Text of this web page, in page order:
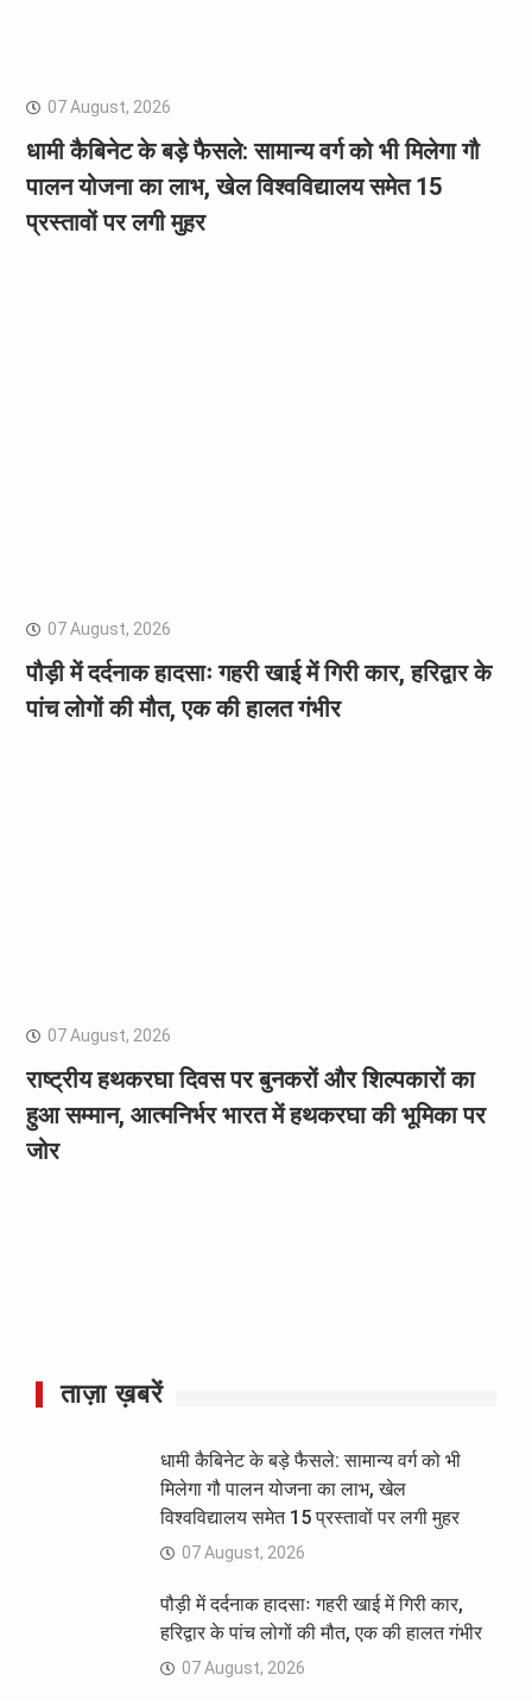
07 August, 2026
धामी कैबिनेट के बड़े फैसले: सामान्य वर्ग को भी मिलेगा गौ
पालन योजना का लाभ, खेल विश्वविद्यालय समेत 15
प्रस्तावों पर लगी मुहर
07 August, 2026
पौड़ी में दर्दनाक हादसाः गहरी खाई में गिरी कार, हरिद्वार के
पांच लोगों की मौत, एक की हालत गंभीर
07 August, 2026
राष्ट्रीय हथकरघा दिवस पर बुनकरों और शिल्पकारों का
हुआ सम्मान, आत्मनिर्भर भारत में हथकरघा की भूमिका पर
जोर
ताज़ा ख़बरें
धामी कैबिनेट के बड़े फैसले: सामान्य वर्ग को भी
मिलेगा गौ पालन योजना का लाभ, खेल
विश्वविद्यालय समेत 15 प्रस्तावों पर लगी मुहर
07 August, 2026
पौड़ी में दर्दनाक हादसाः गहरी खाई में गिरी कार,
हरिद्वार के पांच लोगों की मौत, एक की हालत गंभीर
07 August, 2026